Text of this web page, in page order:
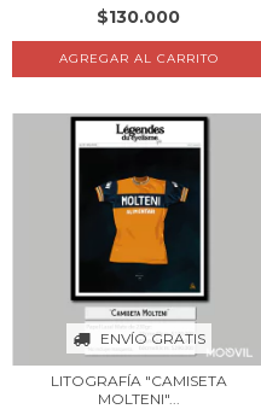
$130.000
AGREGAR AL CARRITO
ENVÍO GRATIS
LITOGRAFÍA "CAMISETA
MOLTENI"...